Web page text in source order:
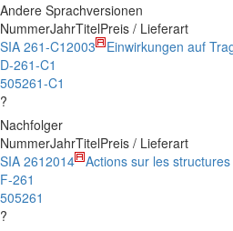
Andere Sprachversionen
NummerJahrTitelPreis / Lieferart
SIA 261-C1
D-261-C1
505261-C1
?
2003 Einwirkungen auf
Nachfolger
NummerJahrTitelPreis / Lieferart
SIA 261
F-261
505261
?
2014 Actions sur les